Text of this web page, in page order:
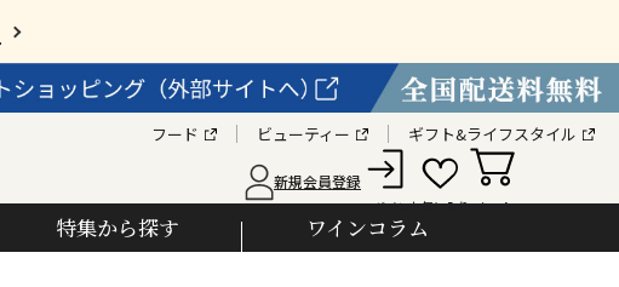
フード ビューティー ギフト&ライフスタイル
新規会員登録
ログインお気に入り カート
特集から探す ワインコラム